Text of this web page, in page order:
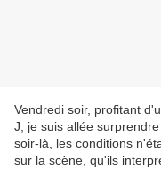
Vendredi soir, profitant
J, je suis allée
soir-là, les conditions
sur la scène, qu'ils